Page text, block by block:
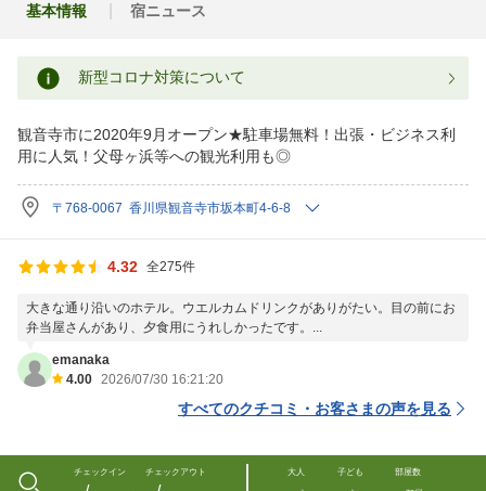
基本情報 宿ニュース
新型コロナ対策について
観音寺市に2020年9月オープン★駐車場無料！出張・ビジネス利
用に人気！父母ヶ浜等への観光利用も◎
〒768-0067 香川県観音寺市坂本町4-6-8
4.32 全275件
大きな通り沿いのホテル。ウエルカムドリンクがありがたい。目の前にお
弁当屋さんがあり、夕食用にうれしかったです。...
emanaka
4.00 2026/07/30 16:21:20
すべてのクチコミ・お客さまの声を見る
チェックイン チェックアウト 大人 子ども 部屋数